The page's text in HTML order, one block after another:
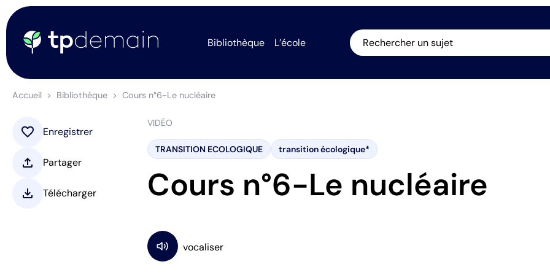
Bibliothèque L’école Rechercher un sujet
Accueil Bibliothèque Cours n°6-Le nucléaire
VIDÉO
TRANSITION ECOLOGIQUE transition écologique*
Cours n°6-Le nucléaire
favorite Enregistrer
upload Partager
download Télécharger